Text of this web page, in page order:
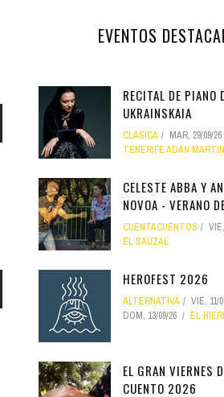
EVENTOS
RECITAL DE PIANO
UKRAINSKAIA
CLÁSICA MAR, 29/09/26
TENERIFE ADÁN MARTÍN
CELESTE ABBA Y
NOVOA - VERANO
CUENTACUENTOS
EL SAUZAL
HEROFEST 2026
ALTERNATIVA VIE, 11/
DOM, 13/09/26
EL
EL GRAN VIERNES
CUENTO 2026